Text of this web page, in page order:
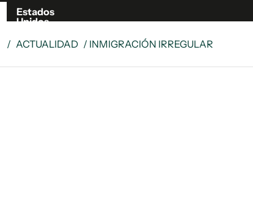
Estados
Unidos
/ ACTUALIDAD / INMIGRACIÓN IRREGULAR